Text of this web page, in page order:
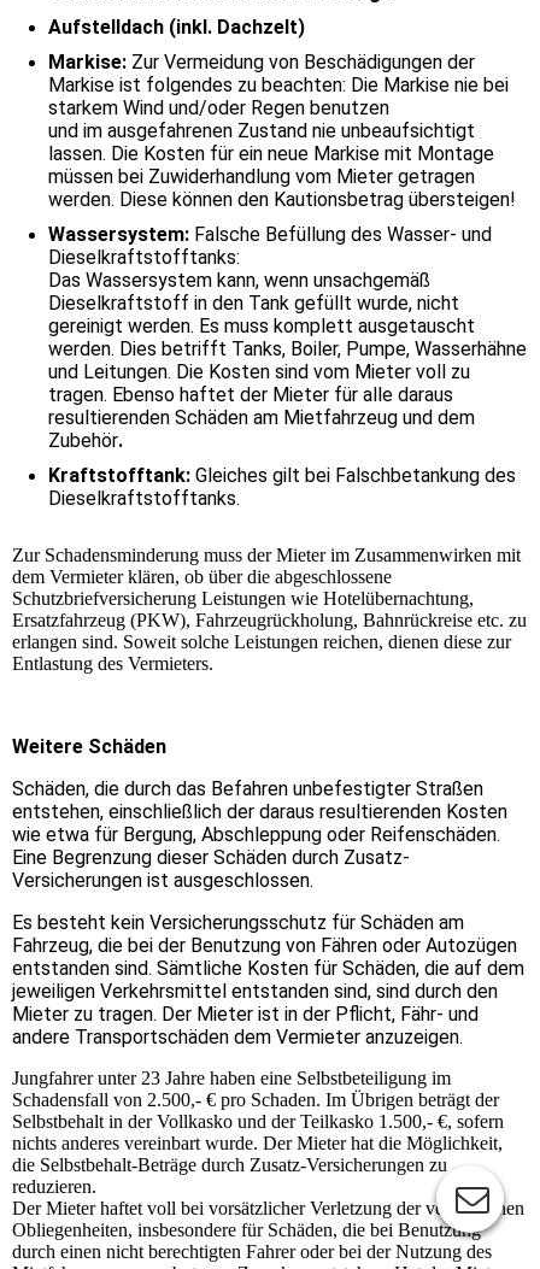
Aufstelldach (inkl. Dachzelt)
Markise: Zur Vermeidung von Beschädigungen der
Markise ist folgendes zu beachten: Die Markise nie bei
starkem Wind und/oder Regen benutzen
und im ausgefahrenen Zustand nie unbeaufsichtigt
lassen. Die Kosten für ein neue Markise mit Montage
müssen bei Zuwiderhandlung vom Mieter getragen
werden. Diese können den Kautionsbetrag übersteigen!
Wassersystem: Falsche Befüllung des Wasser- und
Dieselkraftstofftanks:
Das Wassersystem kann, wenn unsachgemäß
Dieselkraftstoff in den Tank gefüllt wurde, nicht
gereinigt werden. Es muss komplett ausgetauscht
werden. Dies betrifft Tanks, Boiler, Pumpe, Wasserhähne
und Leitungen. Die Kosten sind vom Mieter voll zu
tragen. Ebenso haftet der Mieter für alle daraus
resultierenden Schäden am Mietfahrzeug und dem
Zubehör.
Kraftstofftank: Gleiches gilt bei Falschbetankung des
Dieselkraftstofftanks.
Zur Schadensminderung muss der Mieter im Zusammenwirken mit
dem Vermieter klären, ob über die abgeschlossene
Schutzbriefversicherung Leistungen wie Hotelübernachtung,
Ersatzfahrzeug (PKW), Fahrzeugrückholung, Bahnrückreise etc. zu
erlangen sind. Soweit solche Leistungen reichen, dienen diese zur
Entlastung des Vermieters.
Weitere Schäden
Schäden, die durch das Befahren unbefestigter Straßen
entstehen, einschließlich der daraus resultierenden Kosten
wie etwa für Bergung, Abschleppung oder Reifenschäden.
Eine Begrenzung dieser Schäden durch Zusatz-
Versicherungen ist ausgeschlossen.
Es besteht kein Versicherungsschutz für Schäden am
Fahrzeug, die bei der Benutzung von Fähren oder Autozügen
entstanden sind. Sämtliche Kosten für Schäden, die auf dem
jeweiligen Verkehrsmittel entstanden sind, sind durch den
Mieter zu tragen. Der Mieter ist in der Pflicht, Fähr- und
andere Transport­schäden dem Vermieter anzuzeigen.
Jungfahrer unter 23 Jahre haben eine Selbstbeteiligung im
Schadensfall von 2.500,- € pro Schaden. Im Übrigen beträgt der
Selbstbehalt in der Vollkasko und der Teilkasko 1.500,- €, sofern
nichts anderes vereinbart wurde. Der Mieter hat die Möglichkeit,
die Selbstbehalt-Beträge durch Zusatz-Versicherungen zu
reduzieren.
Der Mieter haftet voll bei vorsätzlicher Verletzung der vertraglichen
Obliegenheiten, insbesondere für Schäden, die bei Benutzung
durch einen nicht berechtigten Fahrer oder bei der Nutzung des